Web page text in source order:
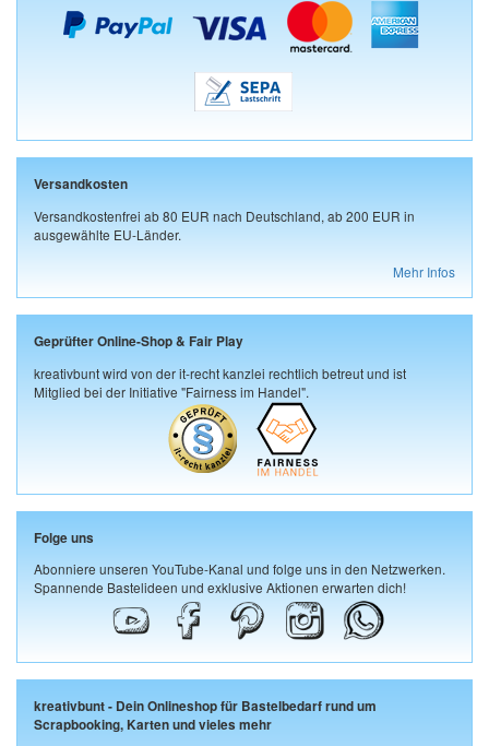
Versandkosten
Versandkostenfrei ab 80 EUR nach Deutschland, ab 200 EUR in
ausgewählte EU-Länder.
Mehr Infos
Geprüfter Online-Shop & Fair Play
kreativbunt wird von der it-recht kanzlei rechtlich betreut und ist
Mitglied bei der Initiative "Fairness im Handel".
Folge uns
Abonniere unseren YouTube-Kanal und folge uns in den Netzwerken.
Spannende Bastelideen und exklusive Aktionen erwarten dich!
kreativbunt - Dein Onlineshop für Bastelbedarf rund um
Scrapbooking, Karten und vieles mehr